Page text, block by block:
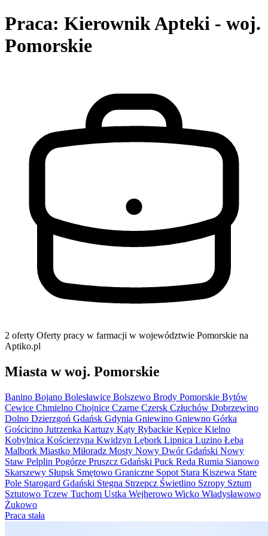
Praca: Kierownik Apteki - woj.
Pomorskie
2 oferty Oferty pracy w farmacji w województwie Pomorskie na
Aptiko.pl
Miasta w woj. Pomorskie
Banino Bojano Bolesławice Bolszewo Brody Pomorskie Bytów
Cewice Chmielno Chojnice Czarne Czersk Człuchów Dobrzewino
Dolno Dzierzgoń Gdańsk Gdynia Gniewino Gniewno Górka
Gościcino Jutrzenka Kartuzy Kąty Rybackie Kępice Kielno
Kobylnica Kościerzyna Kwidzyn Lębork Lipnica Luzino Łeba
Malbork Miastko Miłoradz Mosty Nowy Dwór Gdański Nowy
Staw Pelplin Pogórze Pruszcz Gdański Puck Reda Rumia Sianowo
Skarszewy Słupsk Smętowo Graniczne Sopot Stara Kiszewa Stare
Pole Starogard Gdański Stegna Strzepcz Świetlino Szropy Sztum
Sztutowo Tczew Tuchom Ustka Wejherowo Wicko Władysławowo
Żukowo
Praca stała